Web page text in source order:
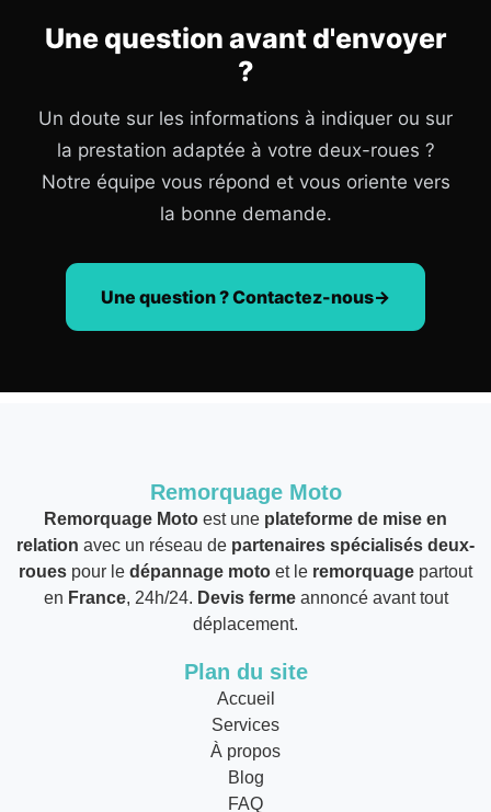
Une question avant d'envoyer
?
Un doute sur les informations à indiquer ou sur
la prestation adaptée à votre deux-roues ?
Notre équipe vous répond et vous oriente vers
la bonne demande.
Une question ? Contactez-nous
Remorquage Moto
Remorquage Moto est une plateforme de mise en
relation avec un réseau de partenaires spécialisés deux-
roues pour le dépannage moto et le remorquage partout
en France, 24h/24. Devis fermeannoncé avant tout
déplacement.
Plan du site
Accueil
Services
À propos
Blog
FAQ